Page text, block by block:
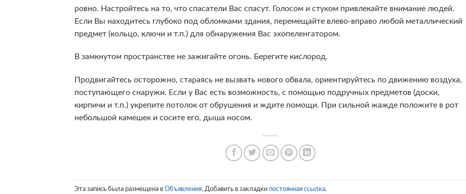
ровно. Настройтесь на то, что спасатели Вас спасут. Голосом и стуком привлекайте внимание людей.
Если Вы находитесь глубоко под обломками здания, перемещайте влево-вправо любой металлический
предмет (кольцо, ключи и т.п.) для обнаружения Вас эхопеленгатором.
В замкнутом пространстве не зажигайте огонь. Берегите кислород.
Продвигайтесь осторожно, стараясь не вызвать нового обвала, ориентируйтесь по движению воздуха,
поступающего снаружи. Если у Вас есть возможность, с помощью подручных предметов (доски,
кирпичи и т.п.) укрепите потолок от обрушения и ждите помощи. При сильной жажде положите в рот
небольшой камешек и сосите его, дыша носом.
Эта запись была размещена в Объявления. Добавить в закладки постоянная ссылка.